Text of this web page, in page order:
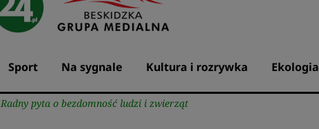
Sport Na sygnale Kultura i rozrywka Ekologia
Radny pyta o bezdomność ludzi i zwierząt